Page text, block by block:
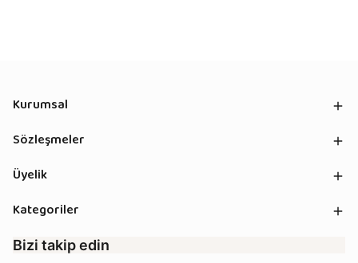
Kurumsal
Sözleşmeler
Üyelik
Kategoriler
Bizi takip edin